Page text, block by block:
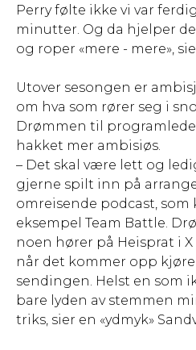
Perry følte ikke vi var
minutter. Og da hjelper
og roper «mere - mere»,
Utover sesongen er
om hva som rører seg i
Drømmen til
hakket mer ambisiøs.
– Det skal være lett og
gjerne spilt inn på
omreisende podcast,
eksempel Team Battle.
noen hører på Heisprat i X
når det kommer opp
sendingen. Helst en som
bare lyden av stemmen
triks, sier en «ydmyk»